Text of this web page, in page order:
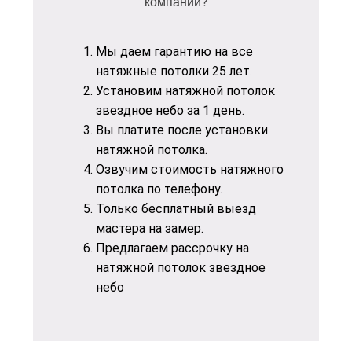
Мы даем гарантию на все
натяжные потолки 25 лет.
Установим натяжной потолок
звездное небо за 1 день.
Вы платите после установки
натяжной потолка.
Озвучим стоимость натяжного
потолка по телефону.
Только бесплатный выезд
мастера на замер.
Предлагаем рассрочку на
натяжной потолок звездное
небо